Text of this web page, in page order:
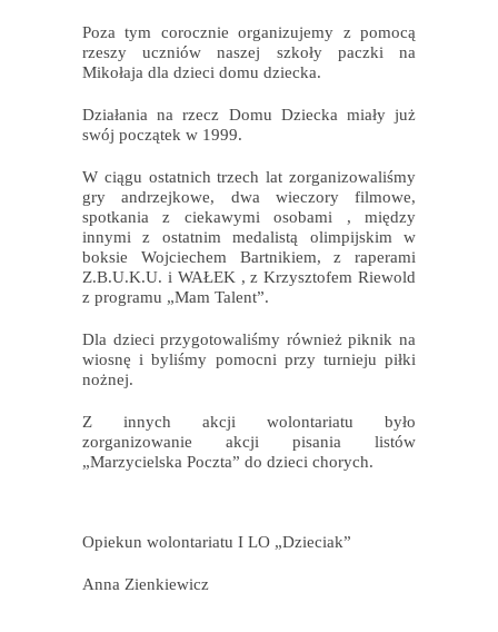
Poza tym corocznie organizujemy z pomocą
rzeszy uczniów naszej szkoły paczki na
Mikołaja dla dzieci domu dziecka.
Działania na rzecz Domu Dziecka miały już
swój początek w 1999.
W ciągu ostatnich trzech lat zorganizowaliśmy
gry andrzejkowe, dwa wieczory filmowe,
spotkania z ciekawymi osobami , między
innymi z ostatnim medalistą olimpijskim w
boksie Wojciechem Bartnikiem, z raperami
Z.B.U.K.U. i WAŁEK , z Krzysztofem Riewold
z programu „Mam Talent”.
Dla dzieci przygotowaliśmy również piknik na
wiosnę i byliśmy pomocni przy turnieju piłki
nożnej.
Z innych akcji wolontariatu było
zorganizowanie akcji pisania listów
„Marzycielska Poczta” do dzieci chorych.
Opiekun wolontariatu I LO „Dzieciak”
Anna Zienkiewicz